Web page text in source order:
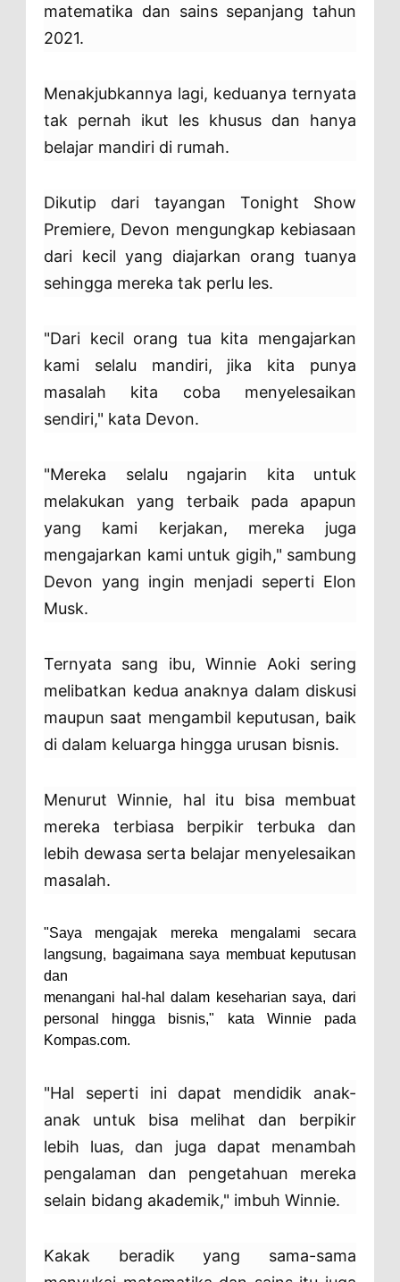
matematika dan sains sepanjang tahun
2021.
Menakjubkannya lagi, keduanya ternyata
tak pernah ikut les khusus dan hanya
belajar mandiri di rumah.
Dikutip dari tayangan Tonight Show
Premiere, Devon mengungkap kebiasaan
dari kecil yang diajarkan orang tuanya
sehingga mereka tak perlu les.
"Dari kecil orang tua kita mengajarkan
kami selalu mandiri, jika kita punya
masalah kita coba menyelesaikan
sendiri," kata Devon.
"Mereka selalu ngajarin kita untuk
melakukan yang terbaik pada apapun
yang kami kerjakan, mereka juga
mengajarkan kami untuk gigih," sambung
Devon yang ingin menjadi seperti Elon
Musk.
Ternyata sang ibu, Winnie Aoki sering
melibatkan kedua anaknya dalam diskusi
maupun saat mengambil keputusan, baik
di dalam keluarga hingga urusan bisnis.
Menurut Winnie, hal itu bisa membuat
mereka terbiasa berpikir terbuka dan
lebih dewasa serta belajar menyelesaikan
masalah.
"Saya mengajak mereka mengalami secara
langsung, bagaimana saya membuat keputusan
dan
menangani hal-hal dalam keseharian saya, dari
personal hingga bisnis," kata Winnie pada
Kompas.com.
"Hal seperti ini dapat mendidik anak-
anak untuk bisa melihat dan berpikir
lebih luas, dan juga dapat menambah
pengalaman dan pengetahuan mereka
selain bidang akademik," imbuh Winnie.
Kakak beradik yang sama-sama